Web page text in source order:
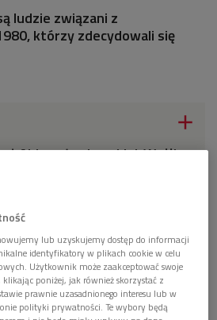
ludzie związani z
którzy zdecydowali się

Aldony Łaniewskiej-Wołłk
Dwójka)
lub uzyskujemy dostęp do informacji
identyfikatory w plikach cookie w celu
Użytkownik może zaakceptować swoje
poniżej, jak również skorzystać z
prawnie uzasadnionego interesu lub w
polityki prywatności. Te wybory będą